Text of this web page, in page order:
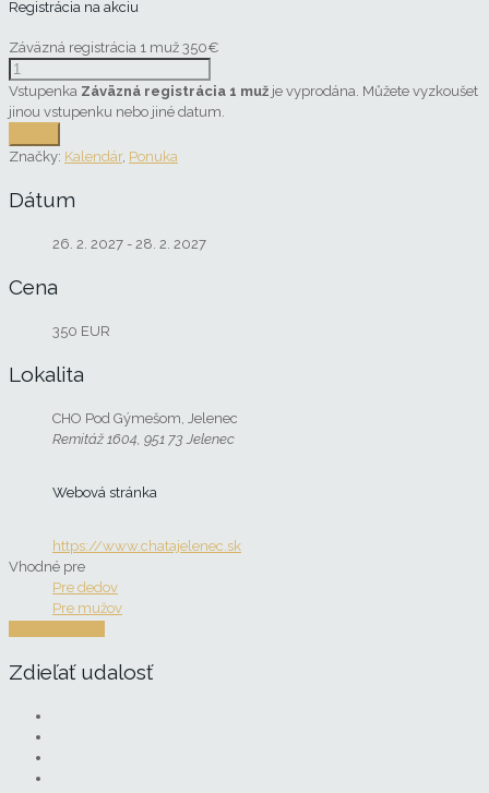
Registrácia na akciu
Záväzná registrácia 1 muž 350€
Vstupenka Záväzná registrácia 1 muž je vyprodána. Můžete vyzkoušet
jinou vstupenku nebo jiné datum.
Značky: Kalendár, Ponuka
Dátum
26. 2. 2027 - 28. 2. 2027
Cena
350 EUR
Lokalita
CHO Pod Gýmešom, Jelenec
Remitáž 1604, 951 73 Jelenec
Webová stránka
https://www.chatajelenec.sk
Vhodné pre
Pre dedov
Pre mužov
Zdieľať udalosť